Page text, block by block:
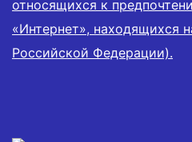
относящихся к
«Интернет», находящихся
Российской Федерации).